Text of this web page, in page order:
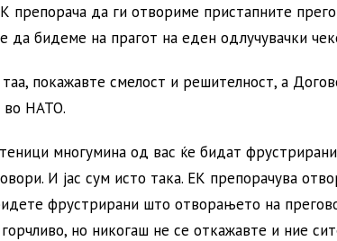
препорача да ги отвориме пристапните
да бидеме на прагот на еден одлучувачки
покажавте смелост и решителност, а
во НАТО.
многумина од вас ќе бидат
И јас сум исто така. ЕК препорачува
фрустрирани што отворањето на
но никогаш не се откажавте и ние